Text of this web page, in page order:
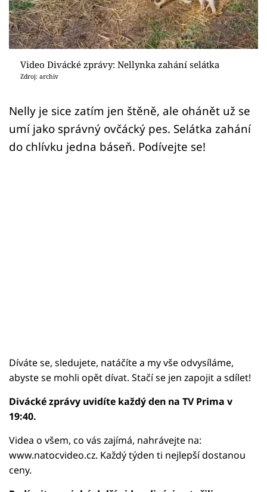
Sex a vztahy
Videa
Sledujte prima+
Přihlášení
Sledujte nás
Video Divácké zprávy: Nellynka zahání selátka
Zdroj: archiv
Nelly je sice zatím jen štěně, ale ohánět už se
umí jako správný ovčácký pes. Selátka zahání
do chlívku jedna báseň. Podívejte se!
Díváte se, sledujete, natáčíte a my vše odvysíláme,
abyste se mohli opět dívat. Stačí se jen zapojit a sdílet!
Divácké zprávy uvidíte každý den na TV Prima v
19:40.
Videa o všem, co vás zajímá, nahrávejte na:
www.natocvideo.cz. Každý týden ti nejlepší dostanou
ceny.